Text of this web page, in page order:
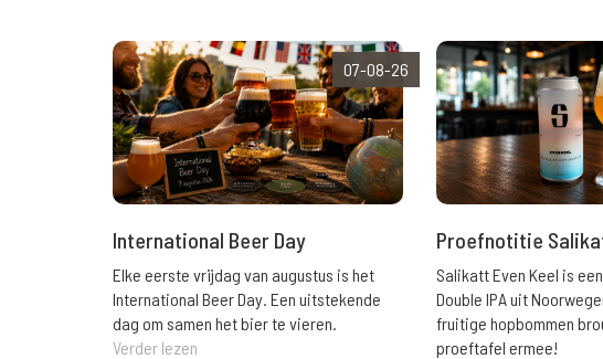
07-08-26
International Beer Day
Elke eerste vrijdag van augustus is het
International Beer Day. Een uitstekende
dag om samen het bier te vieren.
Verder lezen
Proefnotitie
Salikatt Even Keel is
Double IPA uit
fruitige hopbommen
proeftafel ermee!